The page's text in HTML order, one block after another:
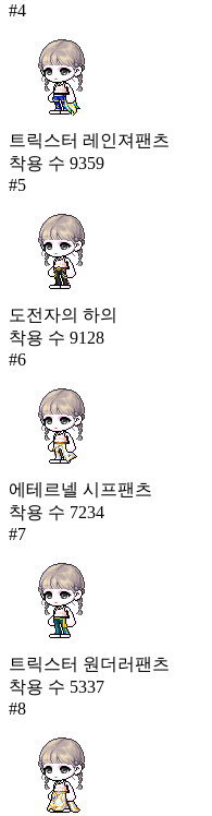
#4
트릭스터 레인져팬츠
착용 수 9359
#5
도전자의 하의
착용 수 9128
#6
에테르넬 시프팬츠
착용 수 7234
#7
트릭스터 원더러팬츠
착용 수 5337
#8